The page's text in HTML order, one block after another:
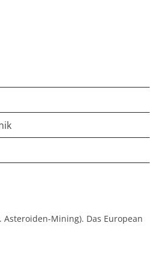
Mining). Das European